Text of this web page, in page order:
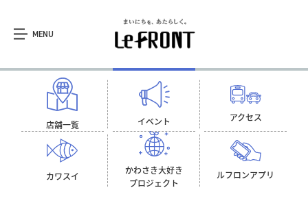
MENU
店舗一覧 イベント アクセス
カワスイ
かわさき大好き
プロジェクト
ルフロンアプリ